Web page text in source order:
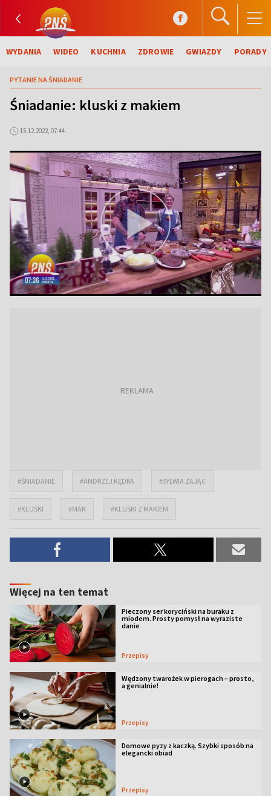
WYDANIA WIDEO KUCHNIA ZDROWIE GWIAZDY PORADY
PYTANIE NA ŚNIADANIE
Śniadanie: kluski z makiem
15.12.2022, 07:44
#ŚNIADANIE #ANDRZEJ KĘDRA #SYLWIA ZAJĄC
#KLUSKI #MAK #KLUSKI Z MAKIEM
Więcej na ten temat
Pieczony ser koryciński na buraku z
miodem. Prosty pomysł na wyraziste
danie
Przepisy
Wędzony twarożek w pierogach – prosto,
a genialnie!
Przepisy
Domowe pyzy z kaczką. Szybki sposób na
elegancki obiad
Przepisy